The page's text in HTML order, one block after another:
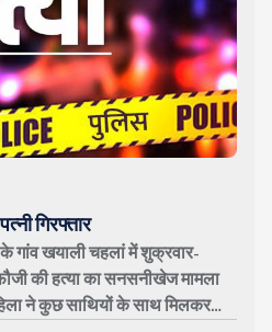
गिरफ्तार
गांव खयाली चहलां में शुक्रवार-
की हत्या का सनसनीखेज मामला
ने कुछ साथियों के साथ मिलकर